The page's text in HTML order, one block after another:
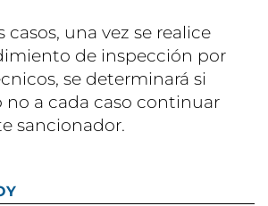
casos, una vez se realice
de inspección por
se determinará si
no a cada caso continuar
sancionador.